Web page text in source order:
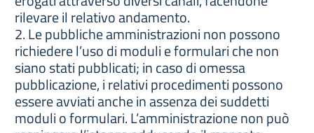
rilevare il relativo andamento.
2. Le pubbliche amministrazioni non possono
richiedere l’uso di moduli e formulari che non
siano stati pubblicati; in caso di omessa
pubblicazione, i relativi procedimenti possono
essere avviati anche in assenza dei suddetti
moduli o formulari. L’amministrazione non può